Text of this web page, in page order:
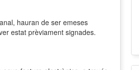
hauran de ser emeses
estat prèviament signades.